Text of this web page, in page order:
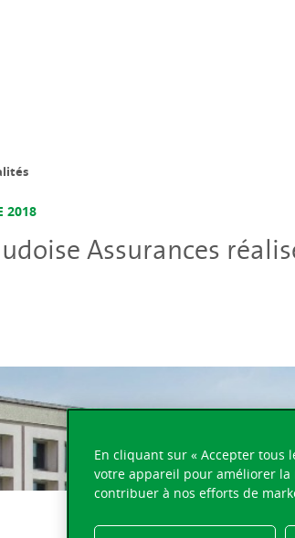
2018
Assurances
En cliquant sur « Accepter tous
votre appareil pour améliorer
contribuer à nos efforts de